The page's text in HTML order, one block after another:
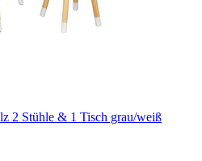
2 Stühle & 1 Tisch grau/weiß